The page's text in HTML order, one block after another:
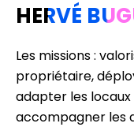
HERVÉ
Les missions :
propriétaire,
adapter les locaux
accompagner les